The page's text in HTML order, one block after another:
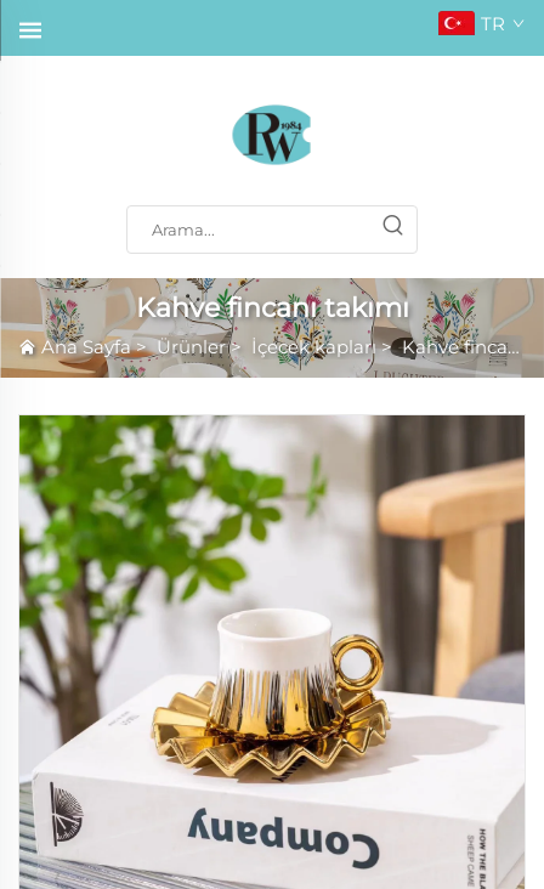
TR
Kahve fincanı takımı
Ana Sayfa>Ürünler> İçecek kapları>Kahve fincanı takımı